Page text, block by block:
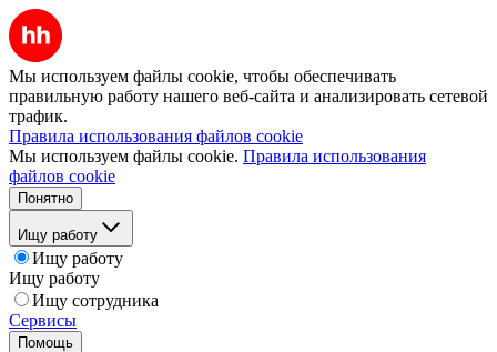
Мы используем файлы cookie, чтобы обеспечивать
правильную работу нашего веб-сайта и анализировать сетевой
трафик.
Правила использования файлов cookie
Мы используем файлы cookie. Правила использования
файлов cookie
Понятно
Ищу работу
Ищу работу
Ищу работу
Ищу сотрудника
Сервисы
Помощь